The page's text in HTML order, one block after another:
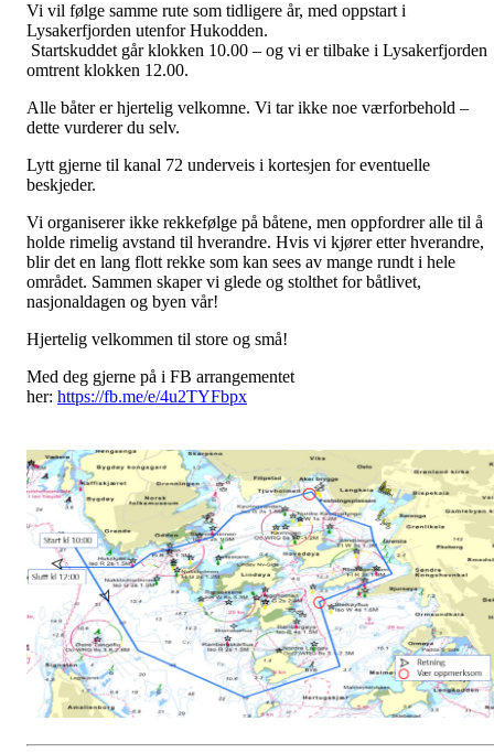
Vi vil følge samme rute som tidligere år, med oppstart i
Lysakerfjorden utenfor Hukodden.
Startskuddet går klokken 10.00 – og vi er tilbake i Lysakerfjorden
omtrent klokken 12.00.
Alle båter er hjertelig velkomne. Vi tar ikke noe værforbehold –
dette vurderer du selv.
Lytt gjerne til kanal 72 underveis i kortesjen for eventuelle
beskjeder.
Vi organiserer ikke rekkefølge på båtene, men oppfordrer alle til å
holde rimelig avstand til hverandre. Hvis vi kjører etter hverandre,
blir det en lang flott rekke som kan sees av mange rundt i hele
området. Sammen skaper vi glede og stolthet for båtlivet,
nasjonaldagen og byen vår!
Hjertelig velkommen til store og små!
Med deg gjerne på i FB arrangementet
her: https://fb.me/e/4u2TYFbpx